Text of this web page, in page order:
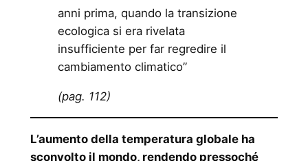
anni prima, quando la transizione
ecologica si era rivelata
insufficiente per far regredire il
cambiamento climatico”
(pag. 112)
L’aumento della temperatura globale ha
sconvolto il mondo, rendendo pressoché